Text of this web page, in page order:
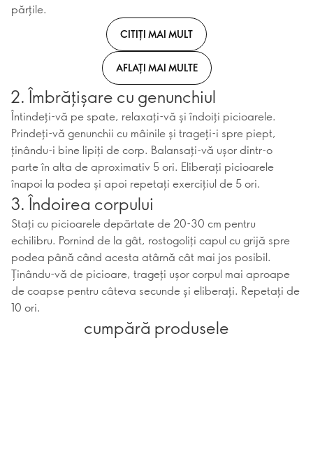
părțile.
CITIȚI MAI MULT
AFLAȚI MAI MULTE
2. Îmbrățișare cu genunchiul
Întindeți-vă pe spate, relaxați-vă și îndoiți picioarele.
Prindeți-vă genunchii cu mâinile și trageți-i spre piept,
ținându-i bine lipiți de corp. Balansați-vă ușor dintr-o
parte în alta de aproximativ 5 ori. Eliberați picioarele
înapoi la podea și apoi repetați exercițiul de 5 ori.
3. Îndoirea corpului
Stați cu picioarele depărtate de 20-30 cm pentru
echilibru. Pornind de la gât, rostogoliți capul cu grijă spre
podea până când acesta atârnă cât mai jos posibil.
Ținându-vă de picioare, trageți ușor corpul mai aproape
de coapse pentru câteva secunde și eliberați. Repetați de
10 ori.
cumpără produsele